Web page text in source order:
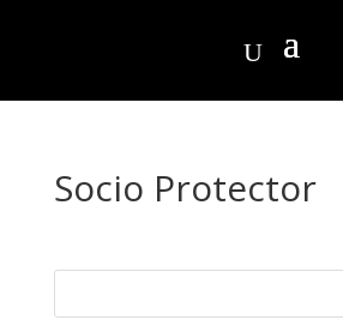
Socio Protector